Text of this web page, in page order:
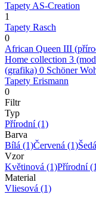
Tapety AS-Creation
1
Tapety Rasch
0
African Queen III
Home collection 3
(grafika) 0 Schöner
Tapety Erismann
0
Filtr
Typ
Přírodní(1)
Barva
Bílá (1)Červená (1)Šedá
Vzor
Květinová (1)Přírodní
Material
Vliesová (1)